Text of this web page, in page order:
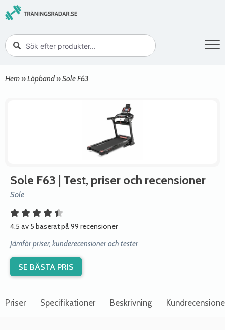
Hem »Löpband »Sole F63
Sole F63 | Test, priser och recensioner
Sole
4.5 av 5 baserat på 99 recensioner
Jämför priser, kunderecensioner och tester
SE BÄSTA PRIS
Priser Specifikationer Beskrivning